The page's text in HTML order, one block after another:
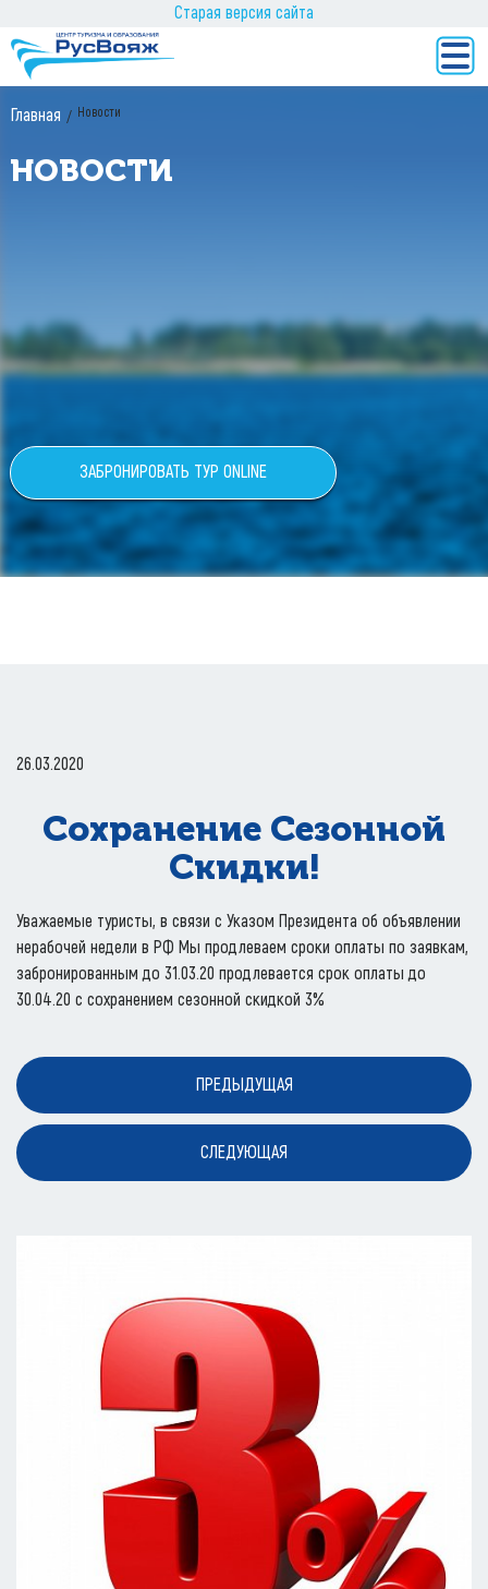
Старая версия сайта
Главная Новости
НОВОСТИ
ЗАБРОНИРОВАТЬ ТУР ONLINE
26.03.2020
Сохранение Сезонной
Скидки!
Уважаемые туристы, в связи с Указом Президента об объявлении
нерабочей недели в РФ Мы продлеваем сроки оплаты по заявкам,
забронированным до 31.03.20 продлевается срок оплаты до
30.04.20 с сохранением сезонной скидкой 3%
ПРЕДЫДУЩАЯ
СЛЕДУЮЩАЯ